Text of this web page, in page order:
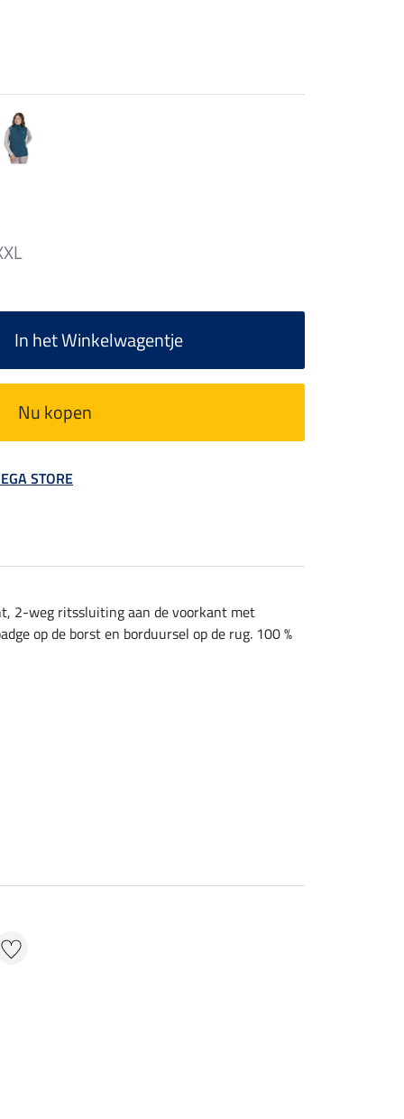
In het Winkelwagentje
Nu kopen
STORE
2-weg ritssluiting aan de voorkant met
op de borst en borduursel op de rug. 100 %